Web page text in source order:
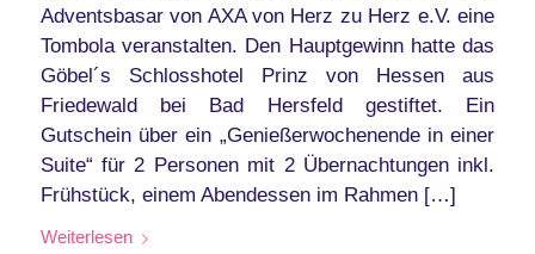
Adventsbasar von AXA von Herz zu Herz e.V. eine
Tombola veranstalten. Den Hauptgewinn hatte das
Göbel´s Schlosshotel Prinz von Hessen aus
Friedewald bei Bad Hersfeld gestiftet. Ein
Gutschein über ein „Genießerwochenende in einer
Suite“ für 2 Personen mit 2 Übernachtungen inkl.
Frühstück, einem Abendessen im Rahmen […]
Weiterlesen